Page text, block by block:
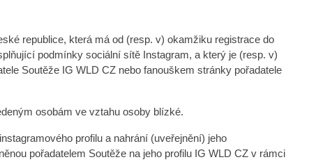
republice, která má od (resp. v) okamžiku registrace do
podmínky sociální sítě Instagram, a který je (resp. v)
Soutěže IG WLD CZ nebo fanouškem stránky pořadatele
osobám ve vztahu osoby blízké.
profilu a nahrání (uveřejnění) jeho
pořadatelem Soutěže na jeho profilu IG WLD CZ v rámci